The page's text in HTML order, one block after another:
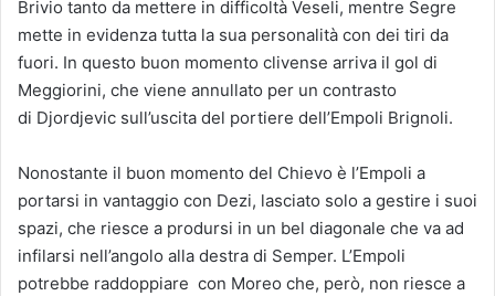
Brivio tanto da mettere in difficoltà Veseli, mentre Segre
mette in evidenza tutta la sua personalità con dei tiri da
fuori. In questo buon momento clivense arriva il gol di
Meggiorini, che viene annullato per un contrasto
di Djordjevic sull’uscita del portiere dell’Empoli Brignoli.
Nonostante il buon momento del Chievo è l’Empoli a
portarsi in vantaggio con Dezi, lasciato solo a gestire i suoi
spazi, che riesce a prodursi in un bel diagonale che va ad
infilarsi nell’angolo alla destra di Semper. L’Empoli
potrebbe raddoppiare con Moreo che, però, non riesce a